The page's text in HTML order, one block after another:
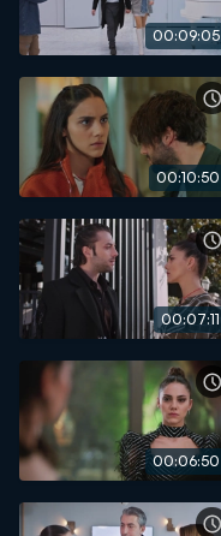
00:09:05
00:10:50
00:07:11
00:06:50